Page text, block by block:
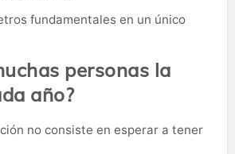
fundamentales en un único
personas la
año?
no consiste en esperar a tener